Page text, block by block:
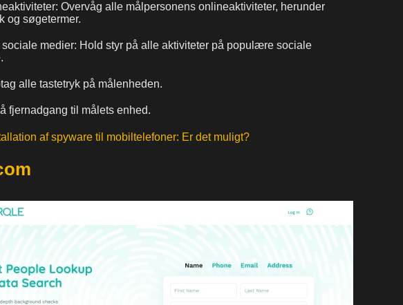
Overvåg alle målpersonens onlineaktiviteter, herunder
og søgetermer.
medier: Hold styr på alle aktiviteter på populære sociale
alle tastetryk på målenheden.
fjernadgang til målets enhed.
af spyware til mobiltelefoner: Er det muligt?